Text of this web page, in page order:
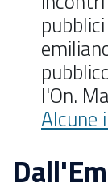
l'On.
Alcune